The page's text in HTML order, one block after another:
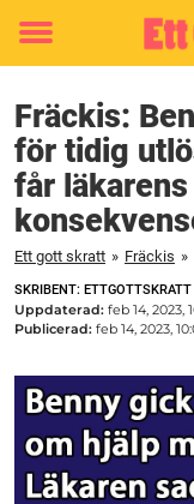
Toggle
Fräckis:
för tidig
får
Ett gott skratt » Fräckis »
SKRIBENT: ETTGOTTSKRATT
Uppdaterad: feb 14, 2023,
Publicerad: feb 14, 2023,